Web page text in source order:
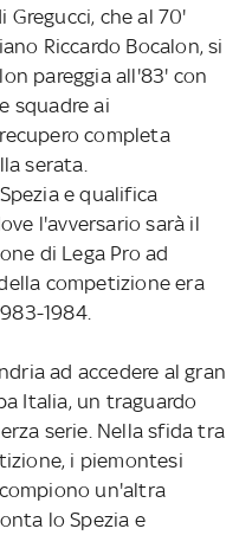
Gregucci, che al 70'
Riccardo Bocalon, si
pareggia all'83' con
squadre ai
completa
serata.
e qualifica
l'avversario sarà il
di Lega Pro ad
competizione era
1984.
ad accedere al gran
Italia, un traguardo
serie. Nella sfida tra
i piemontesi
un'altra
lo Spezia e